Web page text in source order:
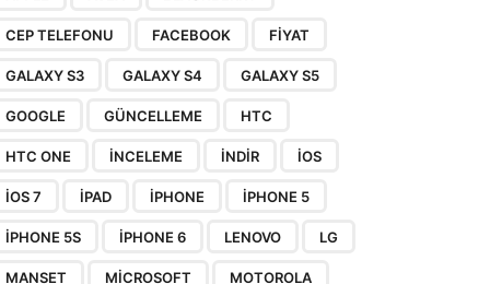
CEP TELEFONU FACEBOOK FIYAT
GALAXY S3 GALAXY S4 GALAXY S5
GOOGLE GÜNCELLEME HTC
HTC ONE INCELEME INDIR IOS
IOS 7 IPAD IPHONE IPHONE 5
IPHONE 5S IPHONE 6 LENOVO LG
MANSET MICROSOFT MOTOROLA